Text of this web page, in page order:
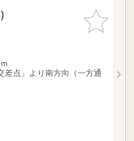
お気に入
りに追加
差点」より南方向（一方通